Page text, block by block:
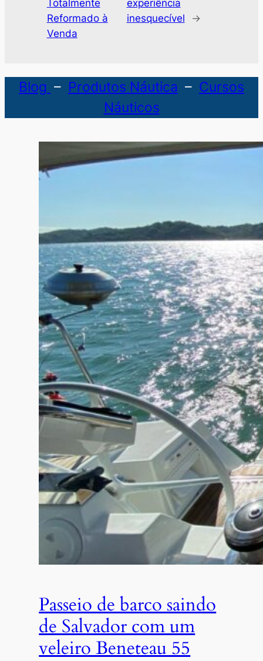
Totalmente
Reformado à
Venda
experiência
inesquecível
→
Blog – Produtos Náutica – Cursos
Náuticos
Passeio de barco saindo
de Salvador com um
veleiro Beneteau 55